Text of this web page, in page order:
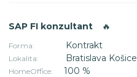
SAP FI konzultant 🔥
Forma: Kontrakt
Lokalita: Bratislava Košice
HomeOffice: 100 %